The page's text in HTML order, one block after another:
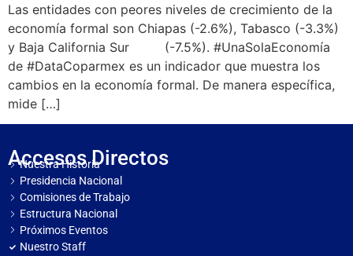
Las entidades con peores niveles de crecimiento de la
economía formal son Chiapas (-2.6%), Tabasco (-3.3%)
y Baja California Sur (-7.5%). #UnaSolaEconomía
de #DataCoparmex es un indicador que muestra los
cambios en la economía formal. De manera específica,
mide […]
Accesos Directos
Nuestra Historia
Presidencia Nacional
Comisiones de Trabajo
Estructura Nacional
Próximos Eventos
Nuestro Staff